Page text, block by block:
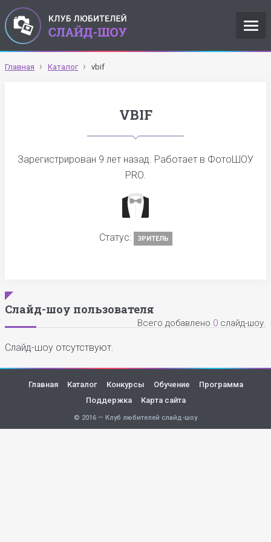
Главная Каталог vbif
VBIF
Зарегистрирован 9 лет назад. Работает в ФотоШОУ
PRO.
Статус: ЗРИТЕЛЬ
Слайд-шоу пользователя
Всего добавлено 0 слайд-шоу.
Слайд-шоу отсутствуют.
Главная Каталог Конкурсы Обучение
Программа
Поддержка
Карта сайта
© 2016 — Клуб любителей слайд-шоу